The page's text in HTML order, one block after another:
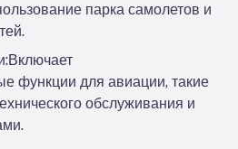
парка самолетов и
Включает
функции для авиации, такие
обслуживания и